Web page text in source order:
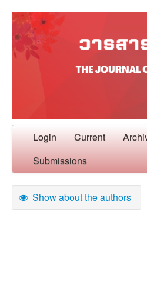
Login Current
Submissions
Show about the authors